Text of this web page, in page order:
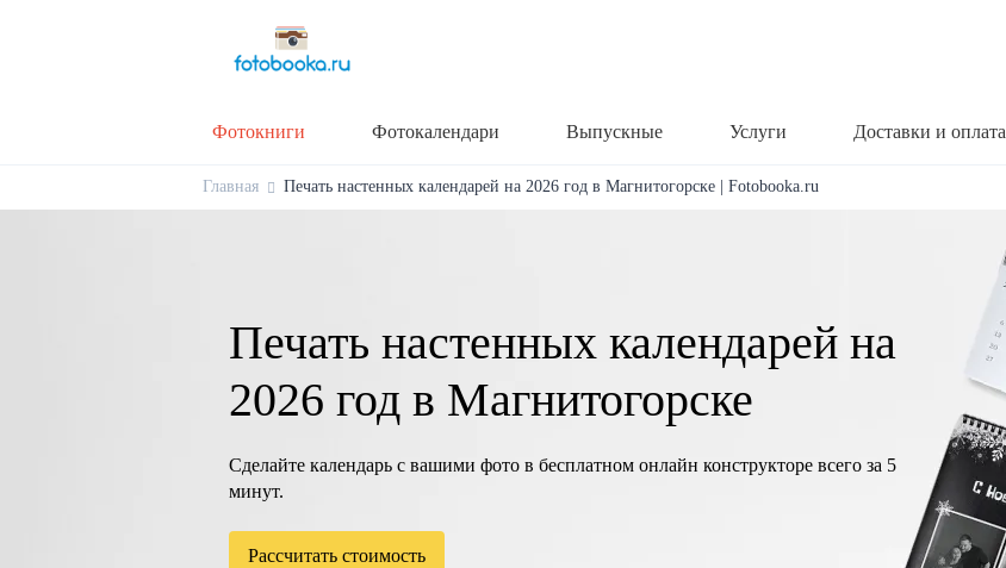
Фотокниги Фотокалендари Выпускные Услуги Доставки и оплата
Главная Печать настенных календарей на 2026 год в Магнитогорске | Fotobooka.ru
Печать настенных календарей на
2026 год в Магнитогорске
Сделайте календарь с вашими фото в бесплатном онлайн конструкторе всего за 5
минут.
Рассчитать стоимость